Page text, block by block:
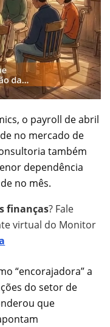
o payroll de abril
no mercado de
também
dependência
no mês.
finanças? Fale
virtual do Monitor
“encorajadora” a
do setor de
que